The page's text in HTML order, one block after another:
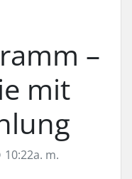
–
mit
10:22a. m.